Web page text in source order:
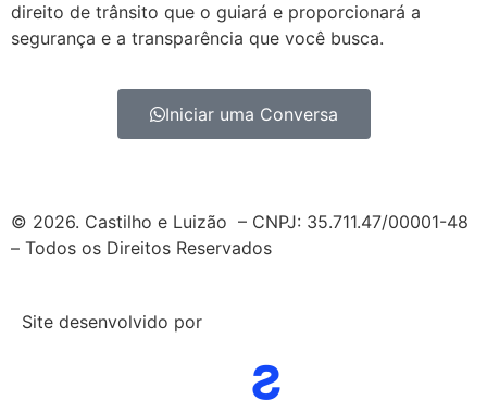
direito de trânsito que o guiará e proporcionará a
segurança e a transparência que você busca.
Iniciar uma Conversa
© 2026. Castilho e Luizão – CNPJ: 35.711.47/00001-48
– Todos os Direitos Reservados
Site desenvolvido por